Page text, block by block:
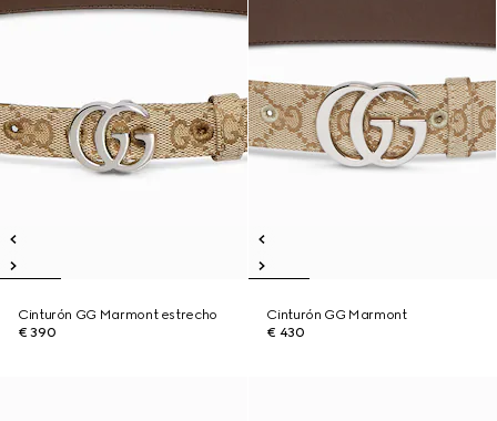
Cinturón GG Marmont estrecho
€ 390
Cinturón GG Marmont
€ 430